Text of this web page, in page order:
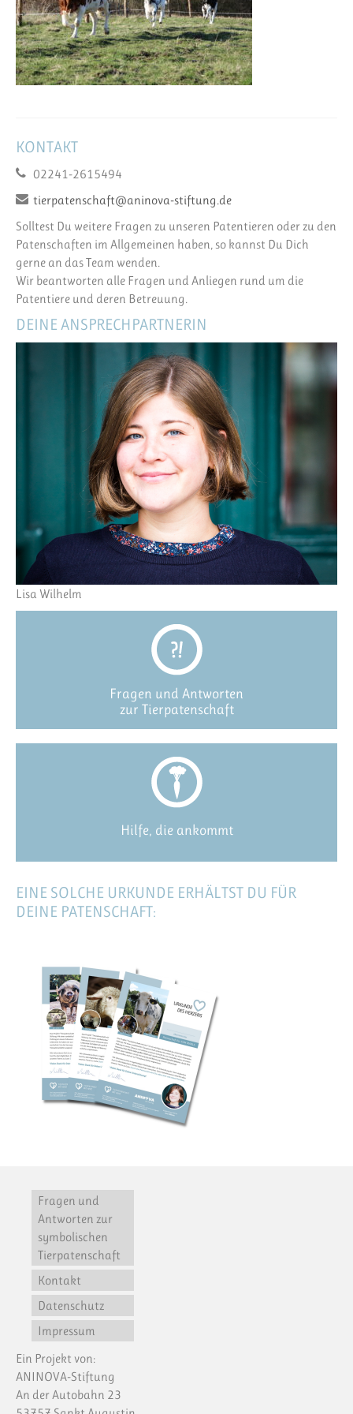
KONTAKT
02241-2615494
tierpatenschaft@aninova-stiftung.de
Solltest Du weitere Fragen zu unseren Patentieren oder zu den
Patenschaften im Allgemeinen haben, so kannst Du Dich
gerne an das Team wenden.
Wir beantworten alle Fragen und Anliegen rund um die
Patentiere und deren Betreuung.
DEINE ANSPRECHPARTNERIN
Lisa Wilhelm
Fragen und Antworten
zur Tierpatenschaft
Hilfe, die ankommt
EINE SOLCHE URKUNDE ERHÄLTST DU FÜR
DEINE PATENSCHAFT:
Fragen und
Antworten zur
symbolischen
Tierpatenschaft
Kontakt
Datenschutz
Impressum
Ein Projekt von:
ANINOVA-Stiftung
An der Autobahn 23